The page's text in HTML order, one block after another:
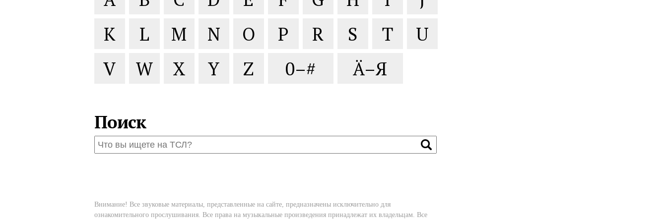
K
L M N O P R S T
U
V
W X Y Z 0–# Ä–Я
Поиск
Внимание! Все звуковые материалы, представленные на сайте, предназначены исключительно для
ознакомительного прослушивания. Все права на музыкальные произведения принадлежат их владельцам. Все